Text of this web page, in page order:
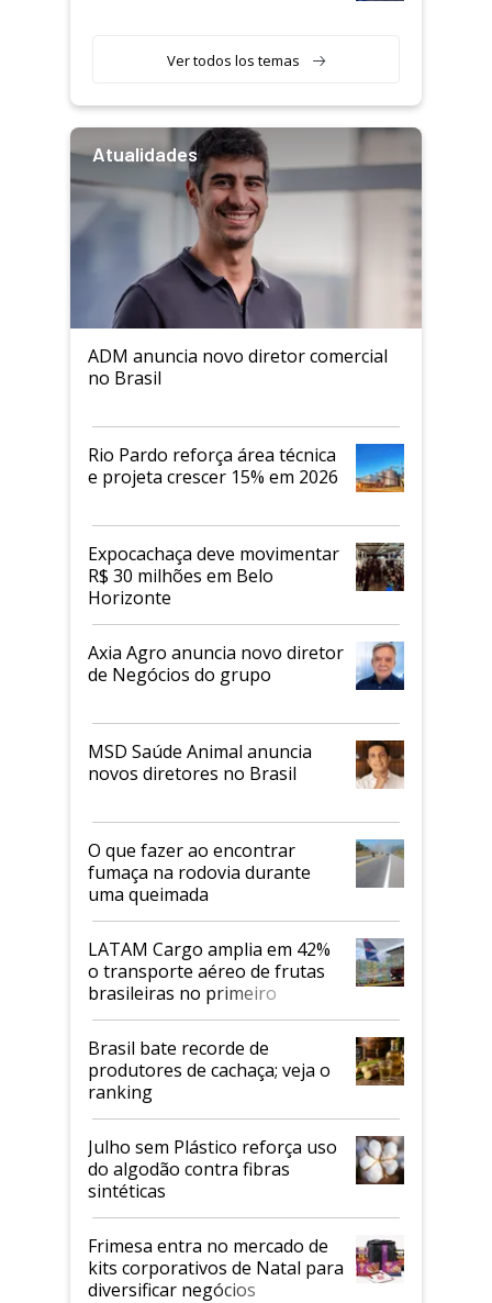
Ver todos los temas
Atualidades
ADM anuncia novo diretor comercial
no Brasil
Rio Pardo reforça área técnica
e projeta crescer 15% em 2026
Expocachaça deve movimentar
R$ 30 milhões em Belo
Horizonte
Axia Agro anuncia novo diretor
de Negócios do grupo
MSD Saúde Animal anuncia
novos diretores no Brasil
O que fazer ao encontrar
fumaça na rodovia durante
uma queimada
LATAM Cargo amplia em 42%
o transporte aéreo de frutas
brasileiras no primeiro
semestre
Brasil bate recorde de
produtores de cachaça; veja o
ranking
Julho sem Plástico reforça uso
do algodão contra fibras
sintéticas
Frimesa entra no mercado de
kits corporativos de Natal para
diversificar negócios